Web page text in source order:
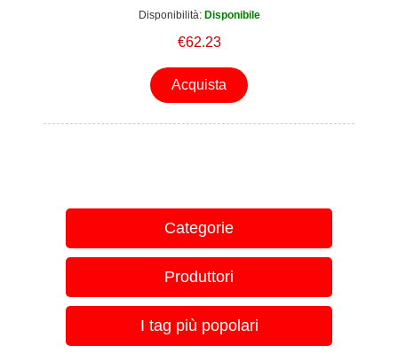
Disponibilità: Disponibile
€62.23
Acquista
Categorie
Produttori
I tag più popolari